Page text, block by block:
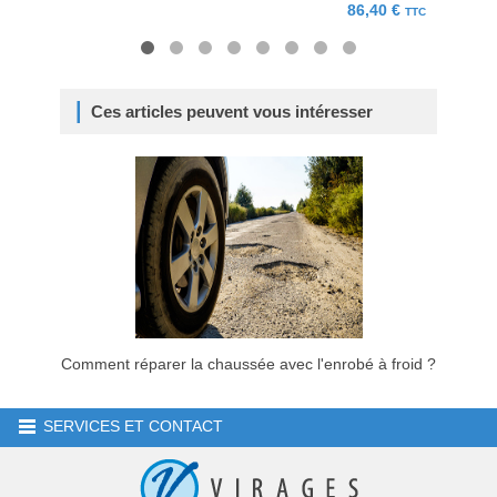
86,40 € TTC
Ces articles peuvent vous intéresser
Comment réparer la chaussée avec l'enrobé à froid ?
SERVICES ET CONTACT